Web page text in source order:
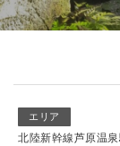
エリア
北陸新幹線芦原温